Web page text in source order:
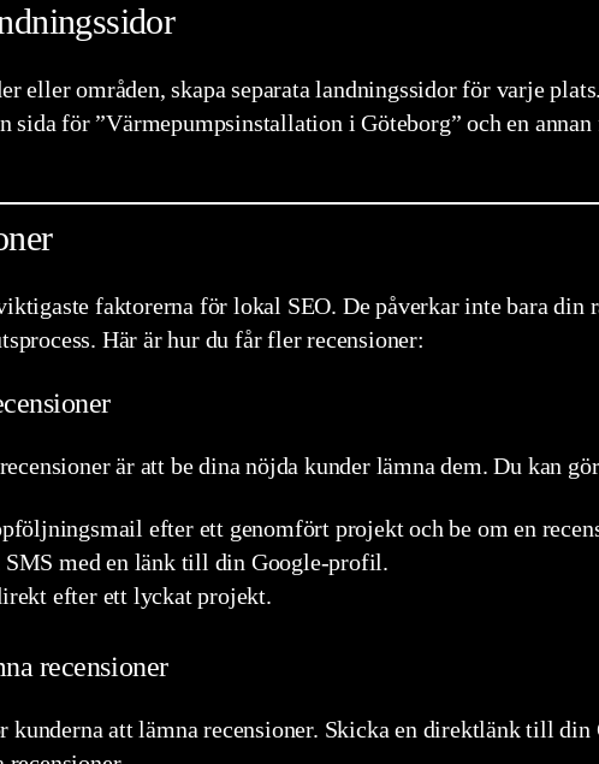
eller områden, skapa separata landningssidor för varje
sida för ”Värmepumpsinstallation i Göteborg” och en
faktorerna för lokal SEO. De påverkar inte bara din
Här är hur du får fler recensioner:
är att be dina nöjda kunder lämna dem. Du kan
efter ett genomfört projekt och be om en
med en länk till din Google-profil.
efter ett lyckat projekt.
recensioner
kunderna att lämna recensioner. Skicka en direktlänk till